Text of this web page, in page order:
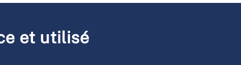
et utilisé